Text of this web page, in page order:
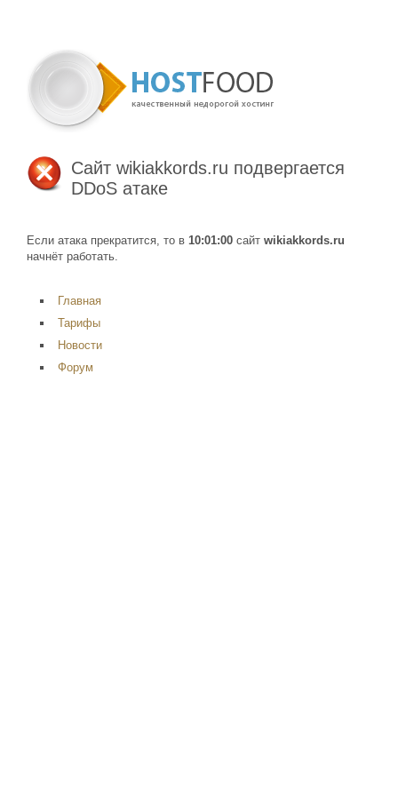
Сайт wikiakkords.ru подвергается
DDoS атаке
Если атака прекратится, то в 10:01:00 сайт wikiakkords.ru
начнёт работать.
Главная
Тарифы
Новости
Форум